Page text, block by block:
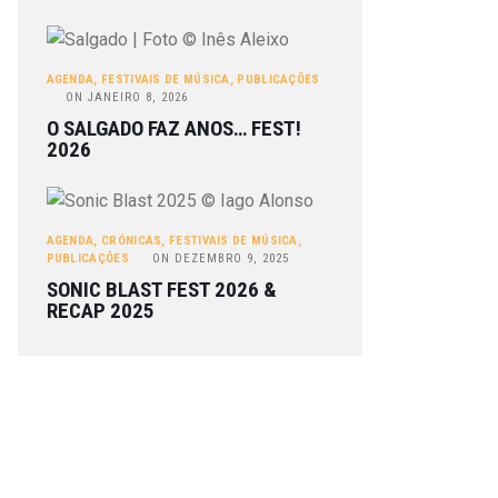
AGENDA, FESTIVAIS DE MÚSICA, PUBLICAÇÕES
ON JANEIRO 8, 2026
O SALGADO FAZ ANOS… FEST!
2026
AGENDA, CRÓNICAS, FESTIVAIS DE MÚSICA,
PUBLICAÇÕES
ON DEZEMBRO 9, 2025
SONIC BLAST FEST 2026 &
RECAP 2025